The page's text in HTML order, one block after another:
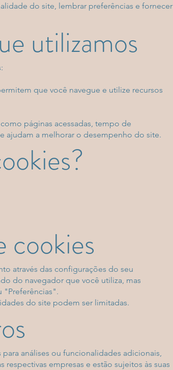
do site, lembrar preferências e fornecer
utilizamos
que você navegue e utilize recursos
páginas acessadas, tempo de
ajudam a melhorar o desempenho do site.
cookies
através das configurações do seu
do navegador que você utiliza, mas
"Preferências".
do site podem ser limitadas.
análises ou funcionalidades adicionais,
empresas e estão sujeitos às suas